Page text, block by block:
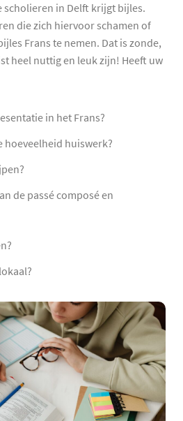
scholieren in Delft krijgt bijles.
die zich hiervoor schamen of
Frans te nemen. Dat is zonde,
heel nuttig en leuk zijn! Heeft uw
in het Frans?
hoeveelheid huiswerk?
de passé composé en